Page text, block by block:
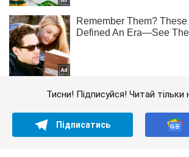
Тисни! Підписуйся! Читай
Підписатись